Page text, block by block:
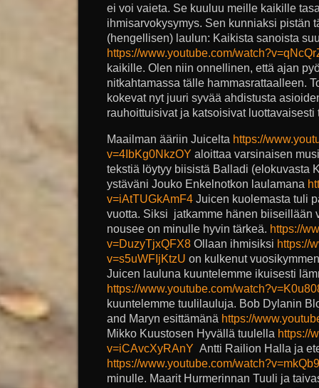
ei voi vaieta. Se kuuluu meille kaikille
ihmisarvokysymys. Sen kunniaksi pistän
(hengellisen) laulun: Kaikista sanoista
https://www.youtube.com/
kaikille. Olen niin onnellinen, että ajan
nitkahtamassa tälle hammasrattaalleen.
kokevat nyt juuri syvää ahdistusta
rauhoittuisivat ja katsoisivat luottavaisesti
Maailman ääriin Juicelta https://
v=4IbKg0NkzOY aloittaa varsinaisen
tekstiä löytyy biisistä Balladi (elokuvasta
ystäväni Jouko Enkelnotkon laulamana
v=iAtTUGkAmF4 Juicen kuolemasta tuli
vuotta. Siksi jatkamme hänen biiseillään
nousee on minulle hyvin tärkeä. https://
v=DuzyTjxQFX8 Ollaan ihmisiksi https://
v=s5uWFIjKtzU on kulkenut
Juicen lauluna kuuntelemme ikuisesti
https://www.youtube.com/
kuuntelemme tuulilauluja. Bob Dylanin
and Maryn esittämänä https://
Mikko Kuustosen Hyvällä tuulella https://
v=iCAvcXyRAnY Antti Railion Halla ja
https://www.youtube.com/
minulle. Maarit Hurmerinnan Tuuli ja